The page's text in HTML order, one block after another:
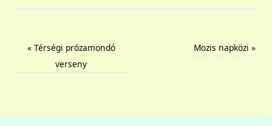
«Térségi prózamondó
verseny
Mozis napközi»